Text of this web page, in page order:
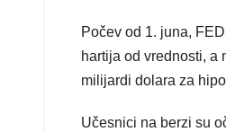
Počev od 1. juna,
hartija od vrednosti, a
milijardi dolara za
Učesnici na berzi su